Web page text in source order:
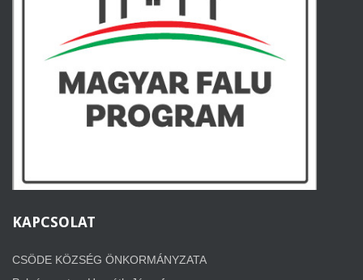
KAPCSOLAT
CSÖDE KÖZSÉG ÖNKORMÁNYZATA